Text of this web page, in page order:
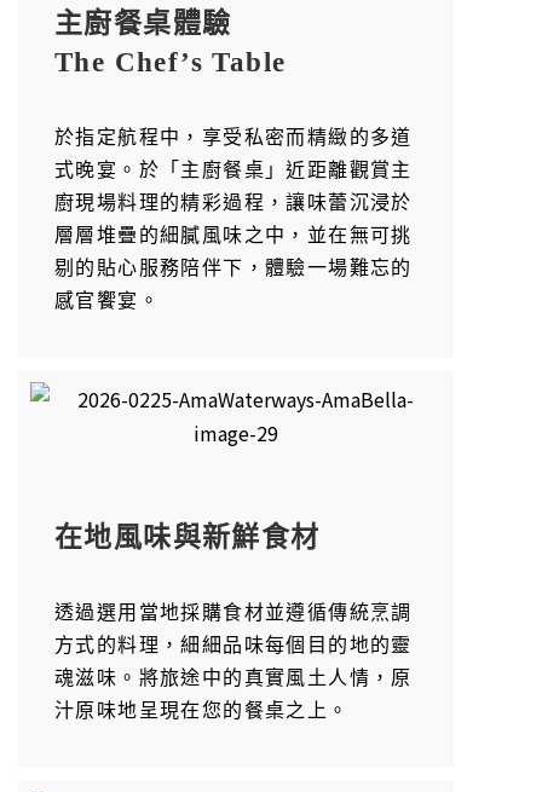
主廚餐桌體驗
The Chef’s Table
於指定航程中，享受私密而精緻的多道
式晚宴。於「主廚餐桌」近距離觀賞主
廚現場料理的精彩過程，讓味蕾沉浸於
層層堆疊的細膩風味之中，並在無可挑
剔的貼心服務陪伴下，體驗一場難忘的
感官饗宴。
在地風味與新鮮食材
透過選用當地採購食材並遵循傳統烹調
方式的料理，細細品味每個目的地的靈
魂滋味。將旅途中的真實風土人情，原
汁原味地呈現在您的餐桌之上。